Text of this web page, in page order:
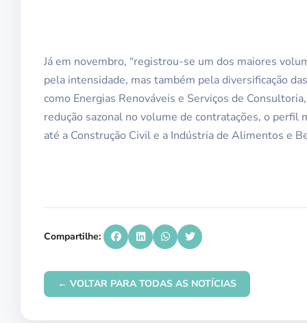
Já em novembro, “registrou-se um dos maiores
pela intensidade, mas também pela diversificação
como Energias Renováveis e Serviços de
redução sazonal no volume de contratações, o
até a Construção Civil e a Indústria de Alimentos e
Compartilhe:
← VOLTAR PARA TODAS AS NOTÍCIAS